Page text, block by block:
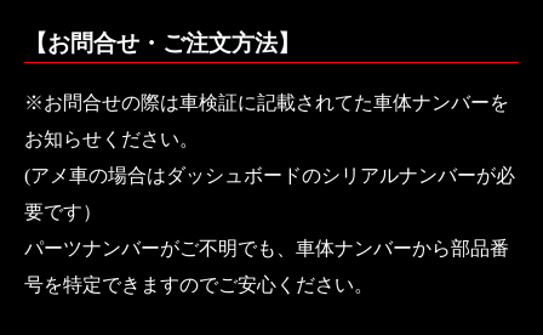
【お問合せ・ご注文方法】
※お問合せの際は車検証に記載されてた車体ナンバーを
お知らせください。
(アメ車の場合はダッシュボードのシリアルナンバーが必
要です）
パーツナンバーがご不明でも、車体ナンバーから部品番
号を特定できますのでご安心ください。